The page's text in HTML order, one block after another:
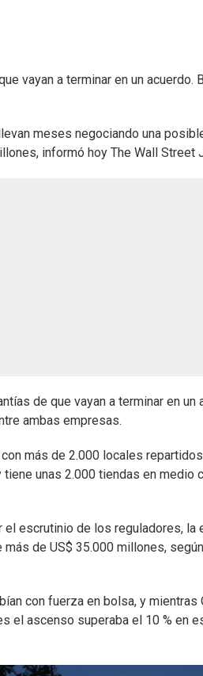
vayan a terminar en un acuerdo.
meses negociando una
informó hoy The Wall Street
de que vayan a terminar en un
ambas empresas.
más de 2.000 locales
unas 2.000 tiendas en medio
el escrutinio de los reguladores, la
de US$ 35.000 millones,
con fuerza en bolsa, y mientras
el ascenso superaba el 10 % en